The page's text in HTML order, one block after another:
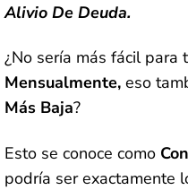
Alivio De Deuda.
¿No sería más fácil para
Mensualmente, eso
Más Baja?
Esto se conoce como
podría ser exactamente